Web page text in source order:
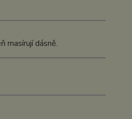
masírují dásně.